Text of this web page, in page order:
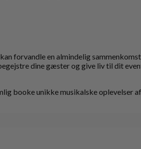
forvandle en almindelig
dine gæster og give liv til dit
booke unikke musikalske oplevelser